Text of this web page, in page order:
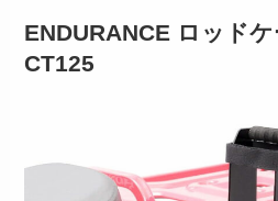
ENDURANCE ロッド
CT125